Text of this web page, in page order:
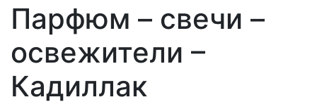
Парфюм – свечи –
освежители –
Кадиллак